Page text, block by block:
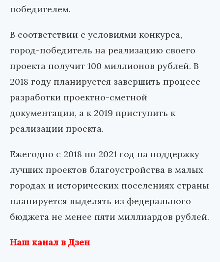
победителем.
В соответствии с условиями конкурса,
город-победитель на реализацию своего
проекта получит 100 миллионов рублей. В
2018 году планируется завершить процесс
разработки проектно-сметной
документации, а к 2019 приступить к
реализации проекта.
Ежегодно с 2018 по 2021 год на поддержку
лучших проектов благоустройства в малых
городах и исторических поселениях страны
планируется выделять из федерального
бюджета не менее пяти миллиардов рублей.
Наш канал в Дзен